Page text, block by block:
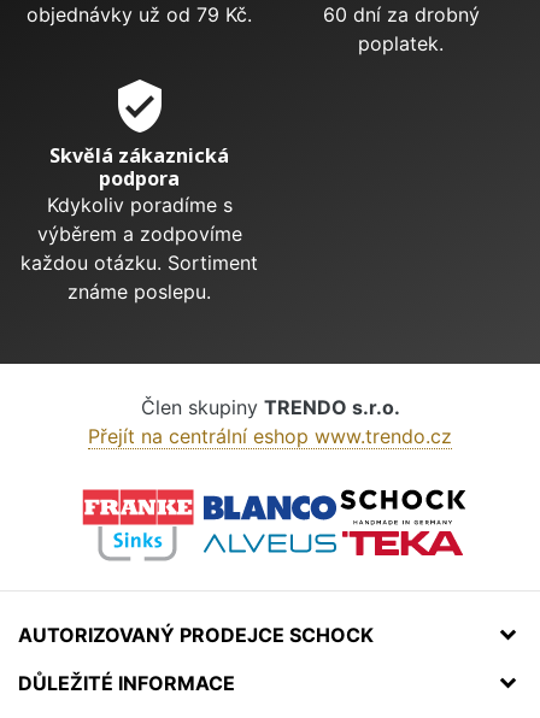
objednávky už od 79 Kč.
60 dní za drobný
poplatek.
verified_user
Skvělá zákaznická
podpora
Kdykoliv poradíme s
výběrem a zodpovíme
každou otázku. Sortiment
známe poslepu.
Člen skupiny TRENDO s.r.o.
Přejít na centrální eshop www.trendo.cz
AUTORIZOVANÝ PRODEJCE SCHOCK
DŮLEŽITÉ INFORMACE